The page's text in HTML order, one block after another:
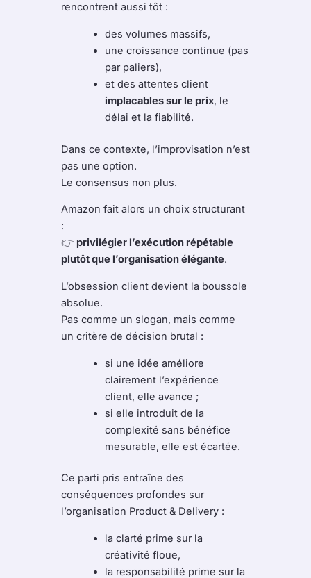
rencontrent aussi tôt :
des volumes massifs,
une croissance continue (pas
par paliers),
et des attentes client
implacables sur le prix, le
délai et la fiabilité.
Dans ce contexte, l’improvisation n’est
pas une option.
Le consensus non plus.
Amazon fait alors un choix structurant
:
👉 privilégier l’exécution répétable
plutôt que l’organisation élégante.
L’obsession client devient la boussole
absolue.
Pas comme un slogan, mais comme
un critère de décision brutal :
si une idée améliore
clairement l’expérience
client, elle avance ;
si elle introduit de la
complexité sans bénéfice
mesurable, elle est écartée.
Ce parti pris entraîne des
conséquences profondes sur
l’organisation Product & Delivery :
la clarté prime sur la
créativité floue,
la responsabilité prime sur la